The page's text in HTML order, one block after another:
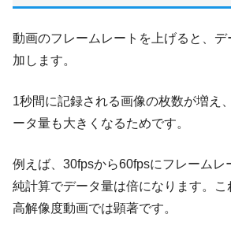
動画のフレームレートを上げると、
加します。
1秒間に記録される画像の枚数が増え
ータ量も大きくなるためです。
例えば、30fpsから60fpsにフレームレ
純計算でデータ量は倍になります。
高解像度動画では顕著です。